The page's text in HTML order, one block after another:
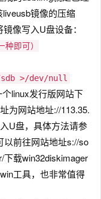
镜像的压缩
像写入U盘设备：
即可）
>/dev/null
linux发行版网站下
为网站地址://113.35.
U盘，具体方法请参
以前往网站地址s://so
下载win32diskimager
工具，也非常值得